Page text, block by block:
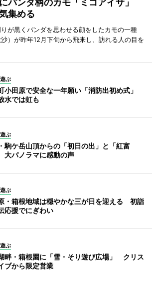
パンダ柄のカモ「ミコアイサ」
集める
が黒くパンダを思わせる顔をしたカモの一種
沙）が昨年12月下旬から飛来し、訪れる人の目を
ぶ
小田原で安全な一年願い「消防出初め式」
水では虹も
ぶ
駒ケ岳山頂からの「初日の出」と「紅富
パノラマに感動の声
ぶ
・箱根地域は穏やかな三が日を迎える 初詣
応援でにぎわい
ぶ
畔・箱根園に「雪・そり遊び広場」 クリス
ブから限定営業